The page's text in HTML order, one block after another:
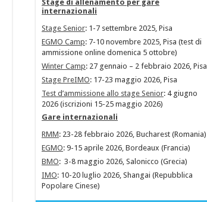
Stage di allenamento per gare
internazionali
Stage Senior: 1-7 settembre 2025, Pisa
EGMO Camp: 7-10 novembre 2025, Pisa (test di
ammissione online domenica 5 ottobre)
Winter Camp: 27 gennaio – 2 febbraio 2026, Pisa
Stage PreIMO: 17-23 maggio 2026, Pisa
Test d’ammissione allo stage Senior: 4 giugno
2026 (iscrizioni 15-25 maggio 2026)
Gare internazionali
RMM: 23-28 febbraio 2026, Bucharest (Romania)
EGMO: 9-15 aprile 2026, Bordeaux (Francia)
BMO: 3-8 maggio 2026, Salonicco (Grecia)
IMO: 10-20 luglio 2026, Shangai (Repubblica
Popolare Cinese)